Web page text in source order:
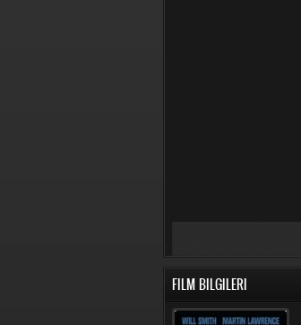
FILM BILGILERI